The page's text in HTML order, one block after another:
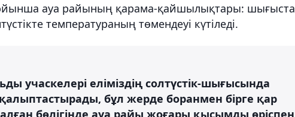
ауа райының қарама-қайшылықтары: шығыста
температураның төмендеуі күтіледі.
учаскелері еліміздің солтүстік-шығысында
бұл жерде боранмен бірге қар
бөлігінде ауа райы жоғары қысымды өріспен